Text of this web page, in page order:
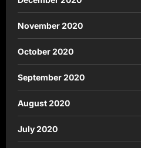
November 2020
October 2020
September 2020
August 2020
July 2020